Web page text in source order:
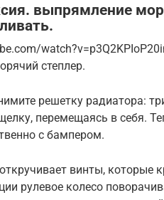
выпрямление
степлер.
решетку радиатора:
перемещаясь в себя.
с бампером.
винты, которые
рулевое колесо